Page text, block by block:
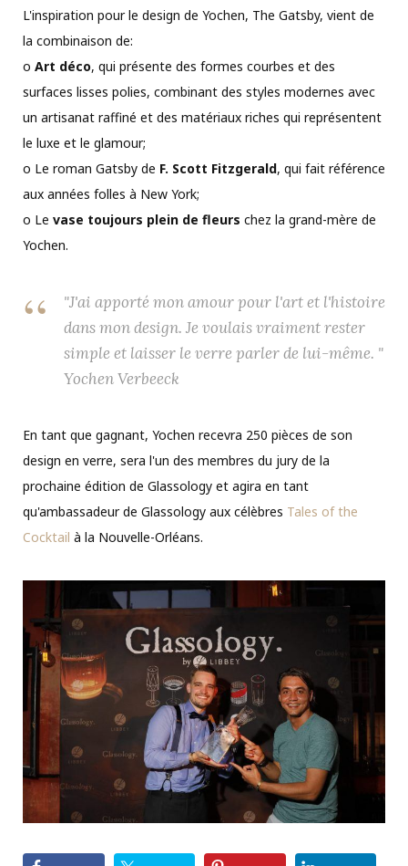
L'inspiration pour le design de Yochen, The Gatsby, vient de
la combinaison de:
o Art déco, qui présente des formes courbes et des
surfaces lisses polies, combinant des styles modernes avec
un artisanat raffiné et des matériaux riches qui représentent
le luxe et le glamour;
o Le roman Gatsby de F. Scott Fitzgerald, qui fait référence
aux années folles à New York;
o Le vase toujours plein de fleurs chez la grand-mère de
Yochen.
"J'ai apporté mon amour pour l'art et l'histoire
dans mon design. Je voulais vraiment rester
simple et laisser le verre parler de lui-même. "
Yochen Verbeeck
En tant que gagnant, Yochen recevra 250 pièces de son
design en verre, sera l'un des membres du jury de la
prochaine édition de Glassology et agira en tant
qu'ambassadeur de Glassology aux célèbres Tales of the
Cocktail à la Nouvelle-Orléans.